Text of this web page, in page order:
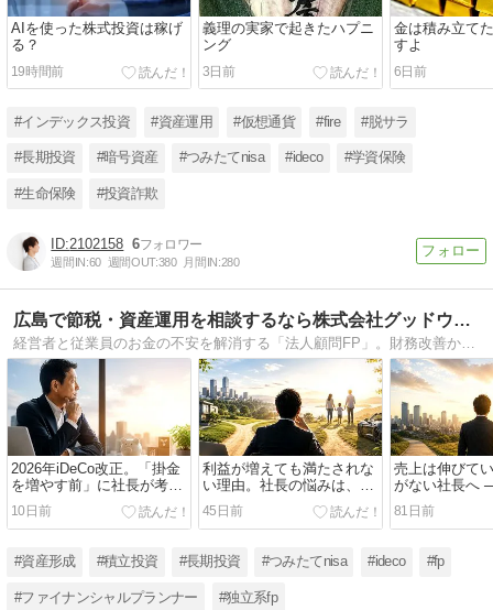
AIを使った株式投資は稼げ
る？
19時間前
義理の実家で起きたハプニ
ング
3日前
金は積み立て
すよ
6日前
#インデックス投資 #資産運用 #仮想通貨 #fire #脱サラ
#長期投資 #暗号資産 #つみたてnisa #ideco #学資保険
#生命保険 #投資詐欺
2102158 6
週間IN:60 週間OUT:380 月間IN:280
広島で節税・資産運用を相談するなら株式会社グッドウェル
2026年iDeCo改正。「掛金
を増やす前」に社長が考え
るべきこと
10日前
利益が増えても満たされな
い理由。社長の悩みは、お
金だけでは解決しない
45日前
売上は伸びて
がない社長へ
ける経営”か
の考え方”
81日前
#資産形成 #積立投資 #長期投資 #つみたてnisa #ideco #fp
#ファイナンシャルプランナー #独立系fp